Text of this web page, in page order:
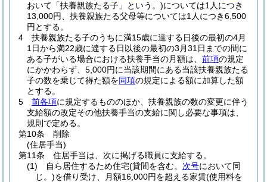
おいて「扶養親族たる子」という。)については1人につき
13,000円、扶養親族たる父母等については1人につき6,500
円とする。
4
扶養親族たる子のうちに満15歳に達する日後の最初の4月
1日から満22歳に達する日以後の最初の3月31日までの間に
ある子がいる場合における扶養手当の月額は、 前項の規定
にかかわらず、5,000円に当該期間にある当該扶養親族たる
子の数を乗じて得た額を同項の規定による額に加算した額
とする。
5
前各項に規定するもののほか、扶養親族の数の変更に伴う
支給額の改定その他扶養手当の支給に関し必要な事項は、
規則で定める。
第10条
削除
(住居手当)
第11条
住居手当は、次に掲げる職員に支給する。
(1)
自ら居住するため住宅(貸間を含む。 次号において同
じ。)を借り受け、月額16,000円を超える家賃(使用料を